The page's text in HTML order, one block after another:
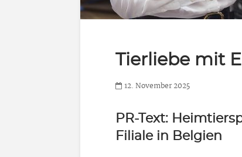
Tierliebe mit
12. November 2025
PR-Text:
Filiale in Belgien